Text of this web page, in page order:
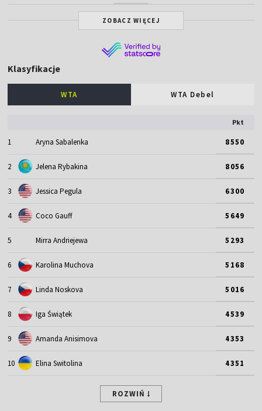
ZOBACZ WIĘCEJ
Klasyfikacje
WTA WTA Debel
Pkt
1 Aryna Sabalenka 8550
2 Jelena Rybakina 8056
3 Jessica Pegula 6300
4 Coco Gauff 5649
5 Mirra Andriejewa 5293
6 Karolina Muchova 5168
7 Linda Noskova 5016
8 Iga Świątek 4539
9 Amanda Anisimova 4353
10 Elina Switolina 4351
ROZWIŃ